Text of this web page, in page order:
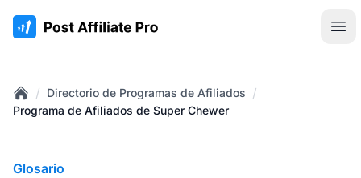
:site.title
Home
/ Directorio de Programas de Afiliados /
Programa de Afiliados de Super Chewer
Glosario